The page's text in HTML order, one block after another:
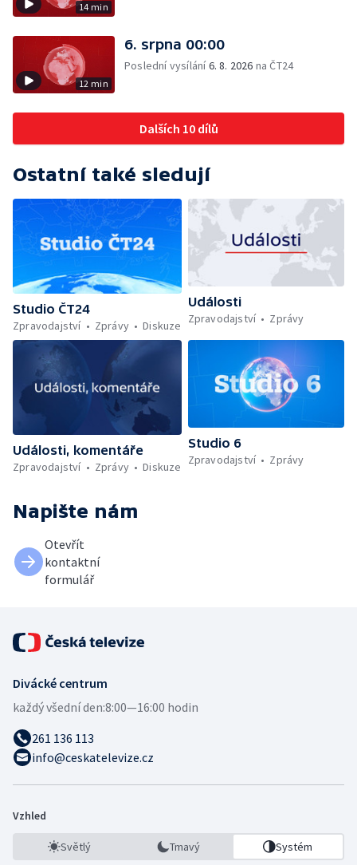
14 min
12 min
6. srpna 00:00
Poslední vysílání6. 8. 2026 na ČT24
Dalších 10 dílů
Ostatní také sledují
Studio ČT24
Zpravodajství
Zprávy Diskuze
Události
Zpravodajství
Zprávy
Události, komentáře
Zpravodajství
Zprávy Diskuze
Studio 6
Zpravodajství
Zprávy
Napište nám
Otevřít
kontaktní
formulář
Divácké centrum
každý všední den:8:00—16:00 hodin
261 136 113
info@ceskatelevize.cz
Vzhled
Světlý Tmavý Systém